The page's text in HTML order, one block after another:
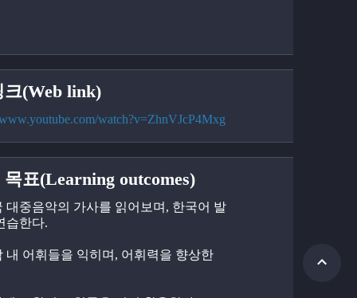
크(Web link)
watch?v=ZhnVJcP4Mxg
표(Learning outcomes)
대중음악의 가사를 읽어보며, 한국어 발
습한다.
내 어휘들을 익히며, 어휘력을 향상한